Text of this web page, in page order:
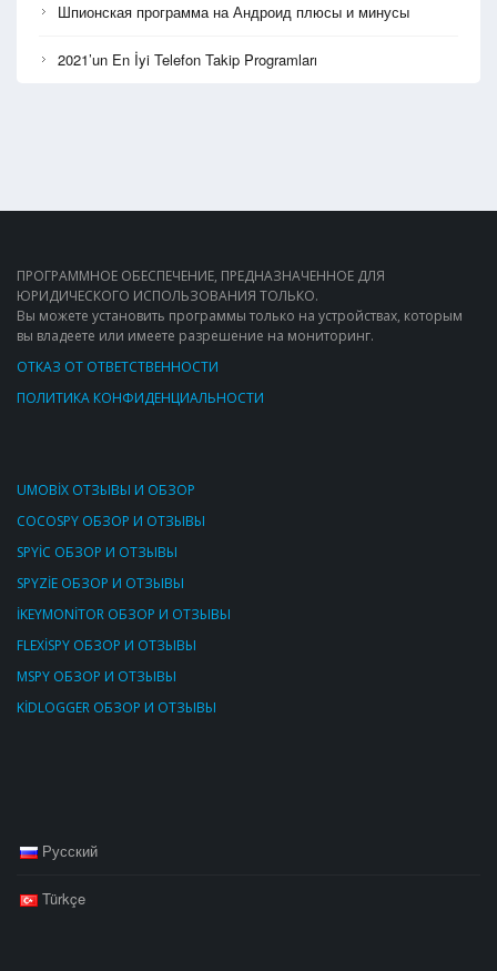
Шпионская программа на Андроид плюсы и минусы
2021’un En İyi Telefon Takip Programları
ПРОГРАММНОЕ ОБЕСПЕЧЕНИЕ, ПРЕДНАЗНАЧЕННОЕ ДЛЯ
ЮРИДИЧЕСКОГО ИСПОЛЬЗОВАНИЯ ТОЛЬКО.
Вы можете установить программы только на устройствах, которым
вы владеете или имеете разрешение на мониторинг.
ОТКАЗ ОТ ОТВЕТСТВЕННОСТИ
ПОЛИТИКА КОНФИДЕНЦИАЛЬНОСТИ
UMOBİX ОТЗЫВЫ И ОБЗОР
COCOSPY ОБЗОР И ОТЗЫВЫ
SPYİC ОБЗОР И ОТЗЫВЫ
SPYZİE ОБЗОР И ОТЗЫВЫ
İKEYMONİTOR ОБЗОР И ОТЗЫВЫ
FLEXİSPY ОБЗОР И ОТЗЫВЫ
MSPY ОБЗОР И ОТЗЫВЫ
KİDLOGGER ОБЗОР И ОТЗЫВЫ
Русский
Türkçe